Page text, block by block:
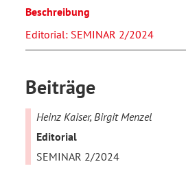
Beschreibung
Editorial: SEMINAR 2/2024
Beiträge
Heinz Kaiser, Birgit Menzel
Editorial
SEMINAR 2/2024